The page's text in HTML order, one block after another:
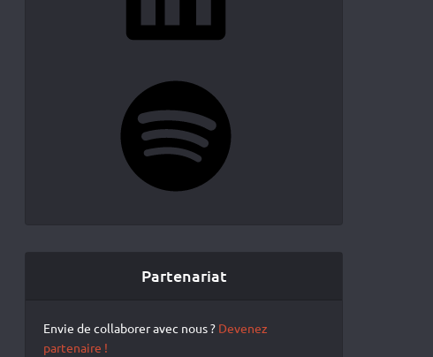
Partenariat
Envie de collaborer avec nous ? Devenez
partenaire !